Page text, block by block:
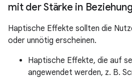
mit der Stärke in
Haptische Effekte sollten die
oder unnötig erscheinen.
Haptische Effekte, die auf
angewendet werden, z. B.